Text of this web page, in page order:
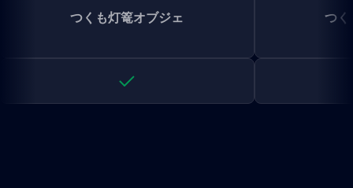
つくも灯篭オブジェ つく